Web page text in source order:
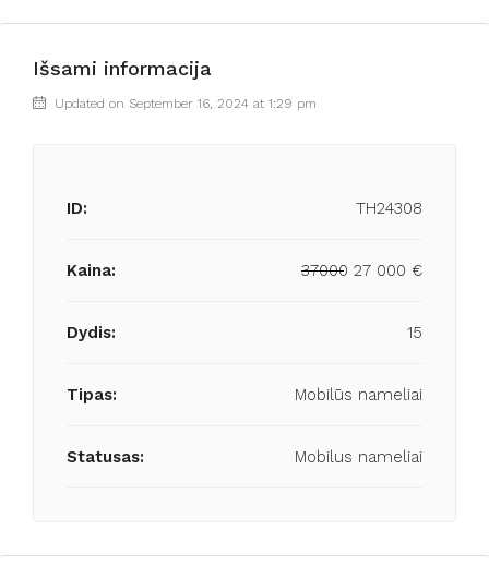
Išsami informacija
Updated on September 16, 2024 at 1:29 pm
ID: TH24308
Kaina: 37000 27 000 €
Dydis: 15
Tipas: Mobilūs nameliai
Statusas: Mobilus nameliai